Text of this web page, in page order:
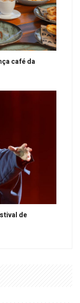
café da
de